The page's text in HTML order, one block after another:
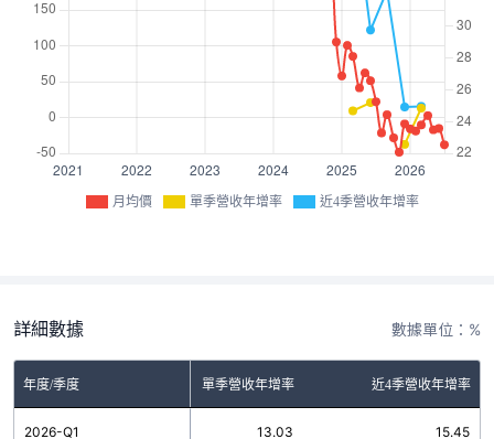
月均價 單季營收年增率 近4季營收年增率
詳細數據 數據單位：%
年度/季度 單季營收年增率 近4季營收年增率
2026-Q1 13.03 15.45